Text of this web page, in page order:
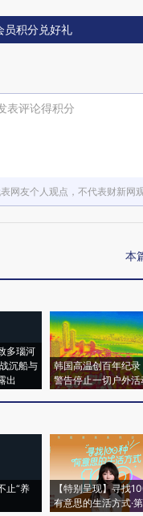
员积分兑好礼
表评论得积分
网友个人观点，不代表财新网
本
多瑙河
沉船与
出
韩国高温创百年纪录
警告停止一切户外活
止“养
【特别呈现】寻找
有意思的生活方式·